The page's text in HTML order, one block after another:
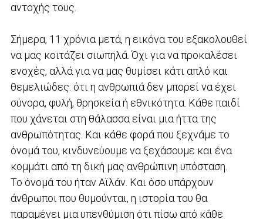
αντοχής τους.
Σήμερα, 11 χρόνια μετά, η εικόνα του εξακολουθεί
να μας κοιτάζει σιωπηλά. Όχι για να προκαλέσει
ενοχές, αλλά για να μας θυμίσει κάτι απλό και
θεμελιώδες: ότι η ανθρωπιά δεν μπορεί να έχει
σύνορα, φυλή, θρησκεία ή εθνικότητα. Κάθε παιδί
που χάνεται στη θάλασσα είναι μια ήττα της
ανθρωπότητας. Και κάθε φορά που ξεχνάμε το
όνομά του, κινδυνεύουμε να ξεχάσουμε και ένα
κομμάτι από τη δική μας ανθρώπινη υπόσταση.
Το όνομά του ήταν Αϊλάν. Και όσο υπάρχουν
άνθρωποι που θυμούνται, η ιστορία του θα
παραμένει μια υπενθύμιση ότι πίσω από κάθε